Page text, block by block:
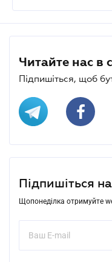
Читайте нас в
Підпишіться, щоб
Підпишіться
Щопонеділка отримуйте